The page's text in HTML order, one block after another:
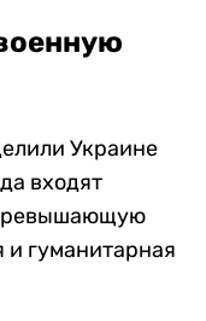
Украине
входят
гуманитарная